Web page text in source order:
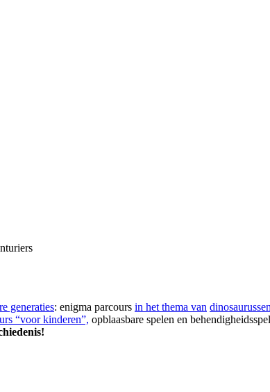
generaties: enigma parcours in het thema van dinosaurussen
“voor kinderen”, opblaasbare spelen en